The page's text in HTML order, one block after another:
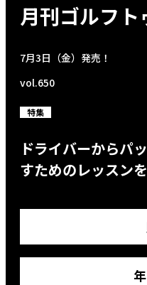
月刊ゴルフト
7月3日（金）発売！
vol.650
特集
ドライバーからパ
すためのレッスン